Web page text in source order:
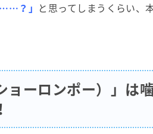
？」 と思ってしまうくらい、
ョーロンポー）」は